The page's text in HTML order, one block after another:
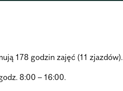
178 godzin zajęć (11 zjazdów).
8:00 – 16:00.